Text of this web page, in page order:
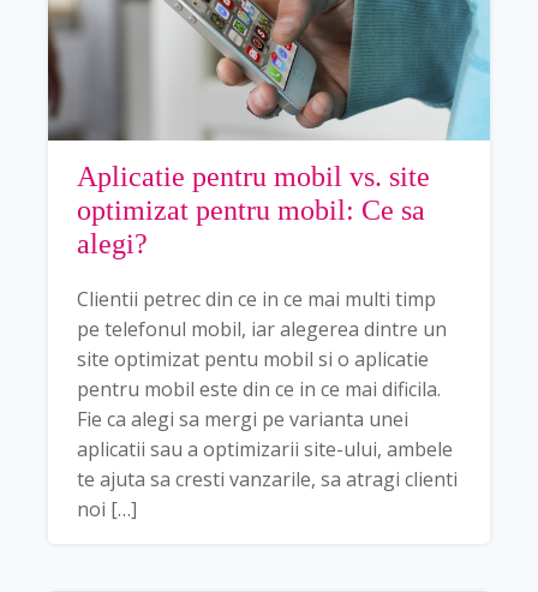
Aplicatie pentru mobil vs. site
optimizat pentru mobil: Ce sa
alegi?
Clientii petrec din ce in ce mai multi timp
pe telefonul mobil, iar alegerea dintre un
site optimizat pentu mobil si o aplicatie
pentru mobil este din ce in ce mai dificila.
Fie ca alegi sa mergi pe varianta unei
aplicatii sau a optimizarii site-ului, ambele
te ajuta sa cresti vanzarile, sa atragi clienti
noi […]